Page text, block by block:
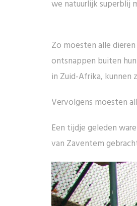
we natuurlijk superblij
Zo moesten alle
ontsnappen buiten
in Zuid-Afrika, kunnen
Vervolgens moesten
Een tijdje geleden
van Zaventem